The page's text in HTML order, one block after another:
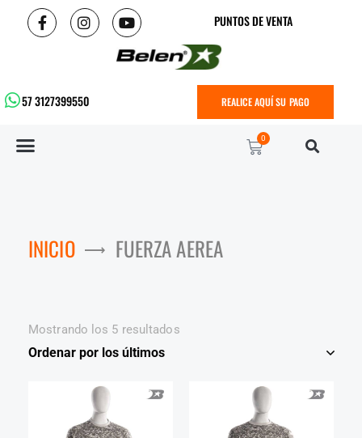
PUNTOS DE VENTA
57 3127399550 REALICE AQUÍ SU PAGO
0
INICIO FUERZA AEREA
Mostrando los 5 resultados